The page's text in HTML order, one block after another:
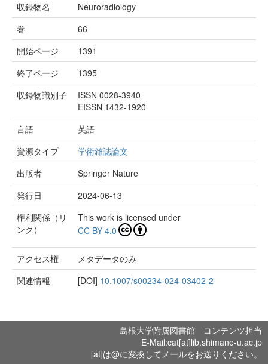
収録物名
Neuroradiology
巻
66
開始ページ
1391
終了ページ
1395
収録物識別子
ISSN 0028-3940
EISSN 1432-1920
言語
英語
資源タイプ
学術雑誌論文
出版者
Springer Nature
発行日
2024-06-13
権利関係（リ
ンク）
This work is licensed under
CC BY 4.0
アクセス権
メタデータのみ
関連情報
[DOI] 10.1007/s00234-024-03402-2
島根大学附属図書館 コンテンツ担当
E-Mail:cat[at]lib.shimane-u.ac.jp
[at]は@に変換してメールをお送りください。